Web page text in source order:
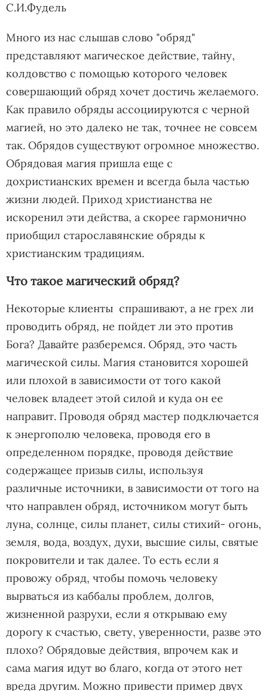
С.И.Фудель
Много из нас слышав слово "обряд"
представляют магическое действие, тайну,
колдовство с помощью которого человек
совершающий обряд хочет достичь желаемого.
Как правило обряды ассоциируются с черной
магией, но это далеко не так, точнее не совсем
так. Обрядов существуют огромное множество.
Обрядовая магия пришла еще с
дохристианских времен и всегда была частью
жизни людей. Приход христианства не
искоренил эти действа, а скорее гармонично
приобщил старославянские обряды к
христианским традициям.
Что такое магический обряд?
Некоторые клиенты спрашивают, а не грех ли
проводить обряд, не пойдет ли это против
Бога? Давайте разберемся. Обряд, это часть
магической силы. Магия становится хорошей
или плохой в зависимости от того какой
человек владеет этой силой и куда он ее
направит. Проводя обряд мастер подключается
к энергополю человека, проводя его в
определенном порядке, проводя действие
содержащее призыв силы, используя
различные источники, в зависимости от того на
что направлен обряд, источником могут быть
луна, солнце, силы планет, силы стихий- огонь,
земля, вода, воздух, духи, высшие силы, святые
покровители и так далее. То есть если я
провожу обряд, чтобы помочь человеку
вырваться из каббалы проблем, долгов,
жизненной разрухи, если я открываю ему
дорогу к счастью, свету, уверенности, разве это
плохо? Обрядовые действия, впрочем как и
сама магия идут во благо, когда от этого нет
вреда другим. Можно привести пример двух